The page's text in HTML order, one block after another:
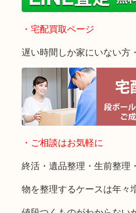
・宅配買取ページ
遅い時間しか家にいない方
・ご相談はお気軽に
終活・遺品整理・生前整理
物を整理するケースは年々